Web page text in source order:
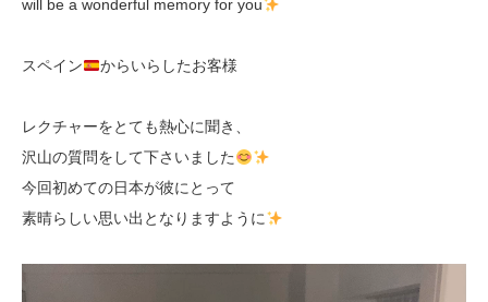
will be a wonderful memory for you
スペイン からいらしたお客様
レクチャーをとても熱心に聞き、
沢山の質問をして下さいました
今回初めての日本が彼にとって
素晴らしい思い出となりますように
画